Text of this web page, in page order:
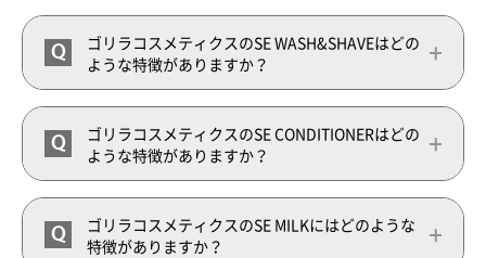
Q
ゴリラコスメティクスのSE WASH&SHAVEはどの
ような特徴がありますか？
Q
ゴリラコスメティクスのSE CONDITIONERはどの
ような特徴がありますか？
Q
ゴリラコスメティクスのSE MILKにはどのような
特徴がありますか？